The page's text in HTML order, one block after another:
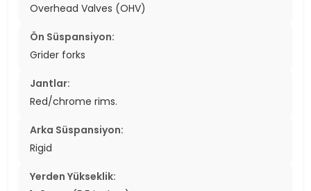
Overhead Valves (OHV)
Ön Süspansiyon:
Grider forks
Jantlar:
Red/chrome rims.
Arka Süspansiyon:
Rigid
Yerden Yükseklik: